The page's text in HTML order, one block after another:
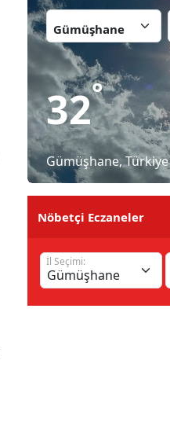
32°
Gümüşhane, Türkiye
Nöbetçi Eczaneler
İl Seçimi: